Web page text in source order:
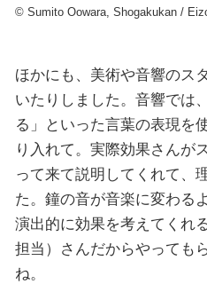
©︎ Sumito Oowara, Shogakukan /
ほかにも、美術や音響のス
いたりしました。音響では
る」といった言葉の表現を
り入れて。実際効果さんが
って来て説明してくれて、
た。鐘の音が音楽に変わる
演出的に効果を考えてくれ
担当）さんだからやっても
ね。